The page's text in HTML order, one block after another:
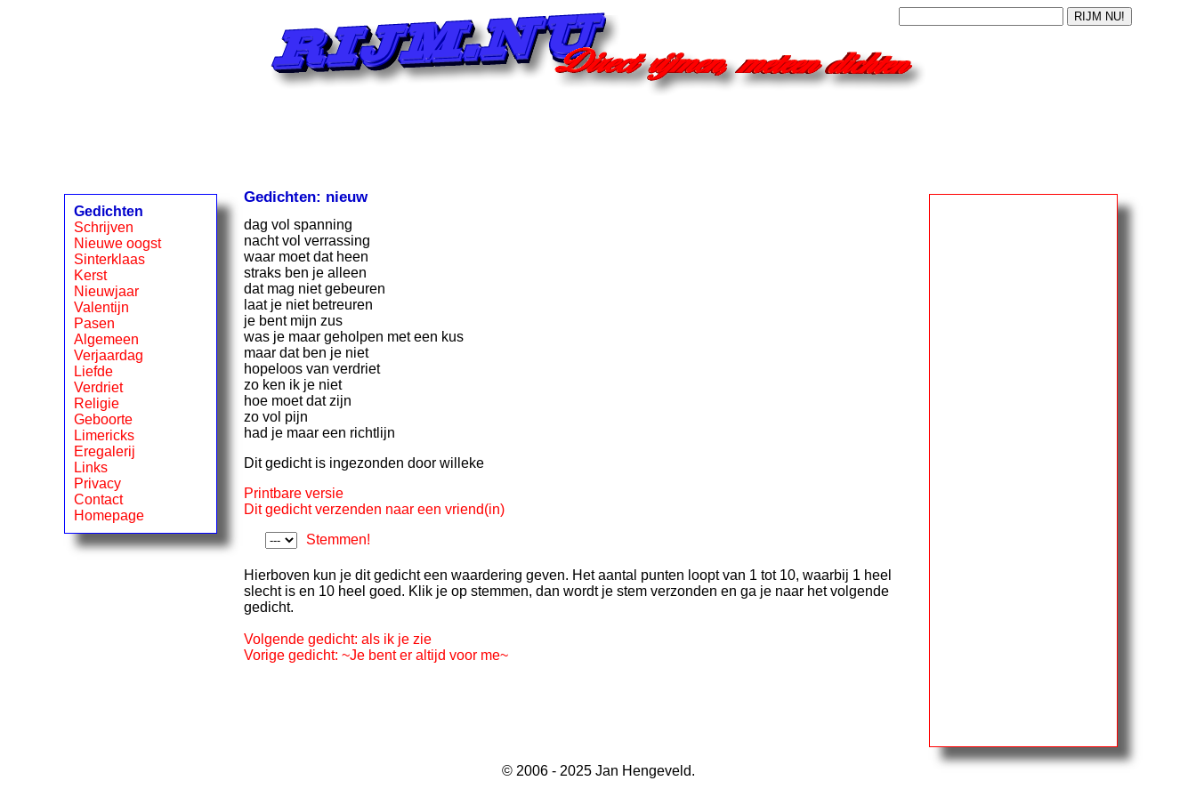
Gedichten
Schrijven
Nieuwe oogst
Sinterklaas
Kerst
Nieuwjaar
Valentijn
Pasen
Algemeen
Verjaardag
Liefde
Verdriet
Religie
Geboorte
Limericks
Eregalerij
Links
Privacy
Contact
Homepage
Gedichten: nieuw
dag vol spanning
nacht vol verrassing
waar moet dat heen
straks ben je alleen
dat mag niet gebeuren
laat je niet betreuren
je bent mijn zus
was je maar geholpen met een kus
maar dat ben je niet
hopeloos van verdriet
zo ken ik je niet
hoe moet dat zijn
zo vol pijn
had je maar een richtlijn
Dit gedicht is ingezonden door willeke
Printbare versie
Dit gedicht verzenden naar een vriend(in)
Stemmen!
Hierboven kun je dit gedicht een waardering geven. Het aantal punten loopt van 1 tot 10, waarbij 1 heel
slecht is en 10 heel goed. Klik je op stemmen, dan wordt je stem verzonden en ga je naar het volgende
gedicht.
Volgende gedicht: als ik je zie
Vorige gedicht: ~Je bent er altijd voor me~
© 2006 - 2025 Jan Hengeveld.